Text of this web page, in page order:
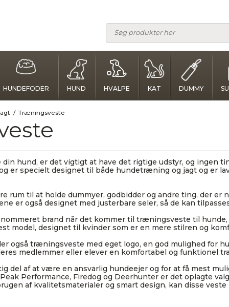
HUNDEFODER HUND HVALPE KAT DUMMY
/ Træningsveste
hund, er det vigtigt at have det rigtige udstyr, og ingen
er specielt designet til både hundetræning og jagt og er
rum til at holde dummyer, godbidder og andre ting, der
er også designet med justerbare seler, så de kan
brand når det kommer til træningsveste til
model, designet til kvinder som er en mere stilren og
også træningsveste med eget logo, en god mulighed for
medlemmer eller elever en komfortabel og funktionel
del af at være en ansvarlig hundeejer og for at få mest
Performance, Firedog og Deerhunter er det oplagte
af kvalitetsmaterialer og smart design, kan disse